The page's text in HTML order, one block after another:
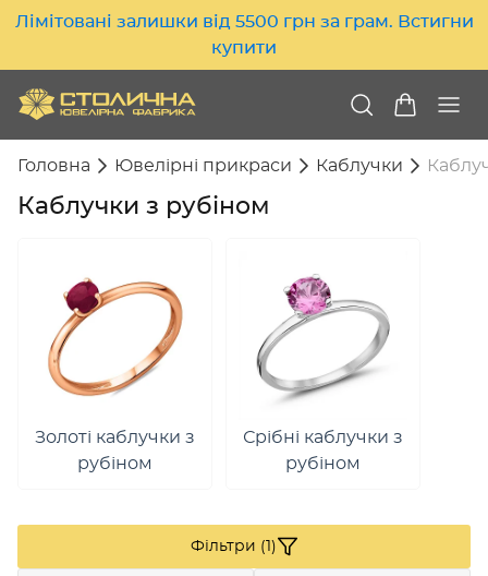
Лімітовані залишки від 5500 грн за грам. Встигни
купити
Головна Ювелірні прикраси Каблучки
Каблучки з рубіном
Золоті каблучки з
рубіном
Срібні каблучки з
рубіном
Фільтри (1)